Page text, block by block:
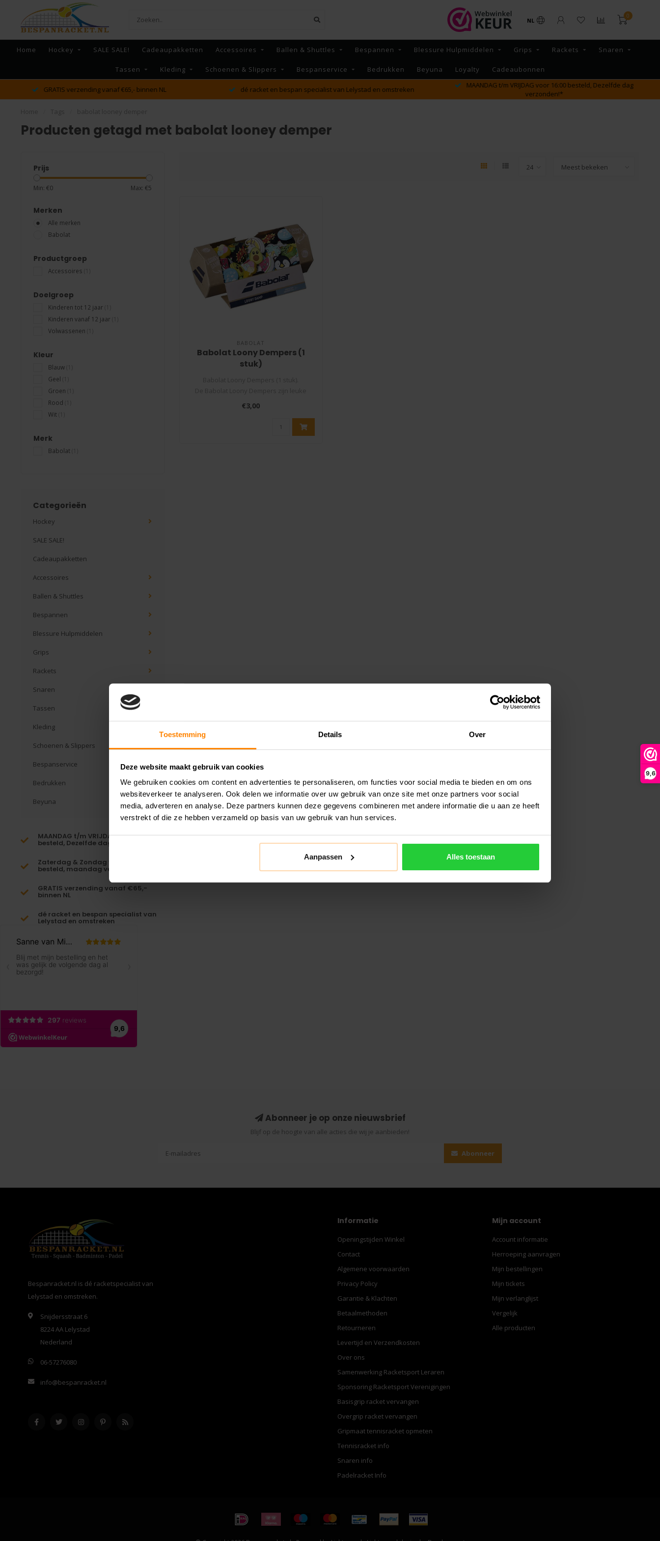
Toestemming Details Over
Deze website maakt gebruik van cookies
We gebruiken cookies om content en advertenties te personaliseren, om functies voor social media te bieden en om ons
websiteverkeer te analyseren. Ook delen we informatie over uw gebruik van onze site met onze partners voor social
media, adverteren en analyse. Deze partners kunnen deze gegevens combineren met andere informatie die u aan ze heeft
verstrekt of die ze hebben verzameld op basis van uw gebruik van hun services.
Aanpassen Alles toestaan
9,6
NL
0
Home Hockey SALE SALE! Cadeaupakketten Accessoires Ballen & Shuttles Bespannen Blessure Hulpmiddelen Grips Rackets Snaren
Tassen Kleding Schoenen & Slippers Bespanservice Bedrukken Beyuna Loyalty Cadeaubonnen
dé racket en bespan specialist van Lelystad en omstreken
MAANDAG t/m VRIJDAG voor 16:00 besteld, Dezelfde dag
verzonden!*
GRATIS verzending vanaf €65,- binnen NL
Producten getagd met babolat looney demper
Prijs
Min: €0 Max: €5
Merken
Alle merken
Babolat
Productgroep
Accessoires
Doelgroep
Kinderen tot 12 jaar
Kinderen vanaf 12 jaar
Volwassenen
Kleur
Blauw
Geel
Groen
Rood
Wit
Merk
Babolat
Categorieën
Hockey
SALE SALE!
Cadeaupakketten
Accessoires
Ballen & Shuttles
Bespannen
Blessure Hulpmiddelen
Grips
Rackets
Snaren
Tassen
Kleding
Schoenen & Slippers
Bespanservice
Bedrukken
Beyuna
MAANDAG t/m VRIJDAG voor 16:00
besteld, Dezelfde dag verzonden!*
Zaterdag & Zondag voor 23:59
besteld, maandag verzonden!
GRATIS verzending vanaf €65,-
binnen NL
dé racket en bespan specialist van
Lelystad en omstreken
BABOLAT
Babolat Loony Dempers (1
stuk)
dempers die..
€3,00
Abonneer je op onze nieuwsbrief
Blijf op de hoogte van alle acties die wij je aanbieden!
Abonneer
Bespanracket.nl is dé racketspecialist van
Lelystad en omstreken.
Snijdersstraat 6
8224 AA Lelystad
Nederland
06-57276080
info@bespanracket.nl
Informatie
Openingstijden Winkel
Contact
Algemene voorwaarden
Privacy Policy
Garantie & Klachten
Betaalmethoden
Retourneren
Levertijd en Verzendkosten
Over ons
Samenwerking Racketsport Leraren
Sponsoring Racketsport Verenigingen
Basisgrip racket vervangen
Overgrip racket vervangen
Gripmaat tennisracket opmeten
Tennisracket info
Snaren info
Padelracket Info
Mijn account
Account informatie
Herroeping aanvragen
Mijn bestellingen
Mijn tickets
Mijn verlanglijst
Vergelijk
Alle producten